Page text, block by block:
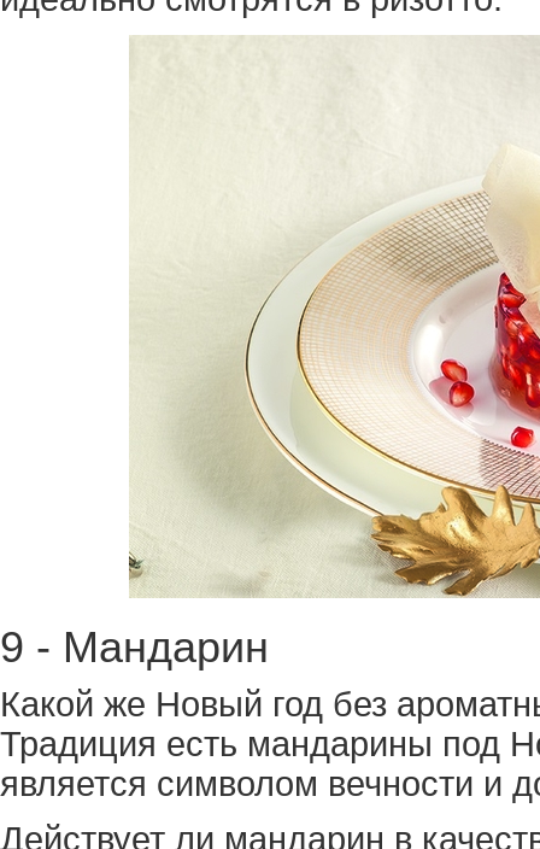
9 - Мандарин
Какой же Новый год без
Традиция есть мандарины под
является символом вечности и
Действует ли мандарин в